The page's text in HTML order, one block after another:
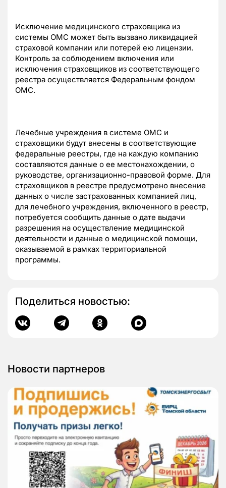
Исключение медицинского страховщика из
системы ОМС может быть вызвано ликвидацией
страховой компании или потерей ею лицензии.
Контроль за соблюдением включения или
исключения страховщиков из соответствующего
реестра осуществляется Федеральным фондом
ОМС.
Лечебные учреждения в системе ОМС и
страховщики будут внесены в соответствующие
федеральные реестры, где на каждую компанию
составляются данные о ее местонахождении, о
руководстве, организационно-правовой форме. Для
страховщиков в реестре предусмотрено внесение
данных о числе застрахованных компанией лиц,
для лечебного учреждения, включенного в реестр,
потребуется сообщить данные о дате выдачи
разрешения на осуществление медицинской
деятельности и данные о медицинской помощи,
оказываемой в рамках территориальной
программы.
Поделиться новостью:
Новости партнеров